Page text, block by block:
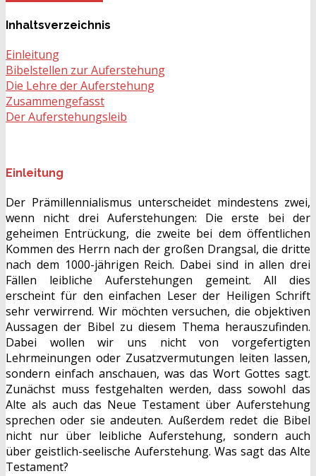
Inhaltsverzeichnis
Einleitung
Bibelstellen zur Auferstehung
Die Lehre der Auferstehung
Zusammengefasst
Der Auferstehungsleib
Einleitung
Der Prämillennialismus unterscheidet mindestens zwei,
wenn nicht drei Auferstehungen: Die erste bei der
geheimen Entrückung, die zweite bei dem öffentlichen
Kommen des Herrn nach der großen Drangsal, die dritte
nach dem 1000-jährigen Reich. Dabei sind in allen drei
Fällen leibliche Auferstehungen gemeint. All dies
erscheint für den einfachen Leser der Heiligen Schrift
sehr verwirrend. Wir möchten versuchen, die objektiven
Aussagen der Bibel zu diesem Thema herauszufinden.
Dabei wollen wir uns nicht von vorgefertigten
Lehrmeinungen oder Zusatzvermutungen leiten lassen,
sondern einfach anschauen, was das Wort Gottes sagt.
Zunächst muss festgehalten werden, dass sowohl das
Alte als auch das Neue Testament über Auferstehung
sprechen oder sie andeuten. Außerdem redet die Bibel
nicht nur über leibliche Auferstehung, sondern auch
über geistlich-seelische Auferstehung. Was sagt das Alte
Testament?